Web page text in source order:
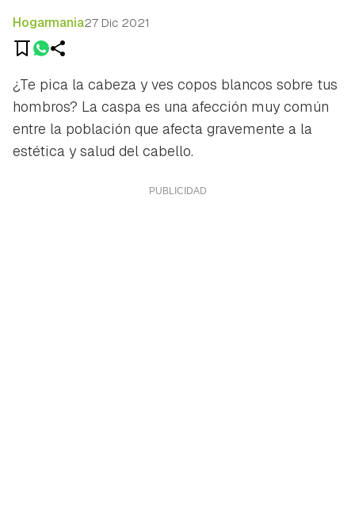
Hogarmania27 Dic 2021
¿Te pica la cabeza y ves copos blancos sobre tus
hombros? La caspa es una afección muy común
entre la población que afecta gravemente a la
estética y salud del cabello.